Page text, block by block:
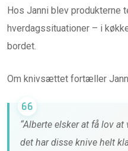
Hos Janni blev produkterne
hverdagssituationer – i
bordet.
Om knivsættet fortæller
“Alberte elsker at få lov
det har disse knive helt